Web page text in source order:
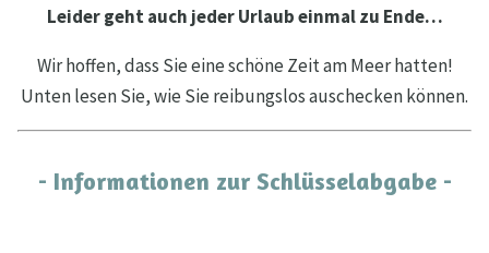
Leider geht auch jeder Urlaub einmal zu Ende…
Wir hoffen, dass Sie eine schöne Zeit am Meer hatten!
Unten lesen Sie, wie Sie reibungslos auschecken können.
- Informationen zur Schlüsselabgabe -